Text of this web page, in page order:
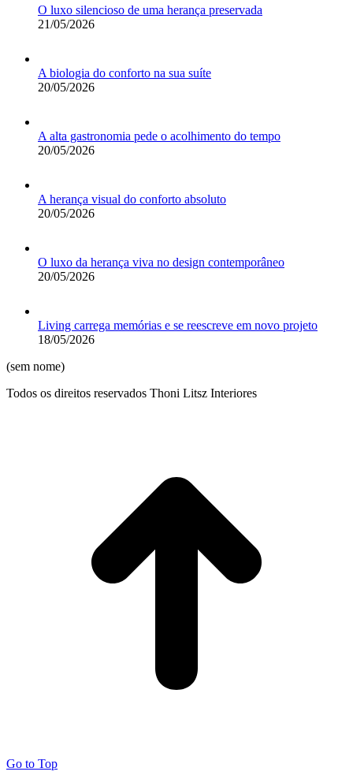
O luxo silencioso de uma herança preservada
21/05/2026
A biologia do conforto na sua suíte
20/05/2026
A alta gastronomia pede o acolhimento do tempo
20/05/2026
A herança visual do conforto absoluto
20/05/2026
O luxo da herança viva no design contemporâneo
20/05/2026
Living carrega memórias e se reescreve em novo projeto
18/05/2026
(sem nome)
Todos os direitos reservados Thoni Litsz Interiores
Go to Top